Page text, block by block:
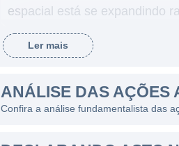
espacial está se expandindo
ATUAÇÃO DA ASTROTECH
A Astrotech atua
é destacada pelo aumento da
implementar novos serviços,
Ler mais
ANÁLISE DAS AÇÕES
Confira a análise fundamentalista das